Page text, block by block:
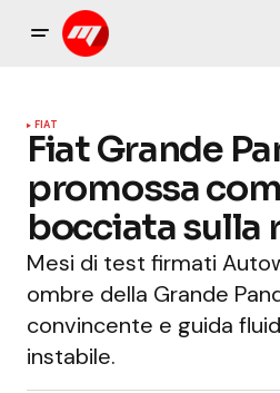
FIAT
Fiat Grande
promossa
bocciata sulla
Mesi di test firmati
ombre della Grande
convincente e guida
instabile.